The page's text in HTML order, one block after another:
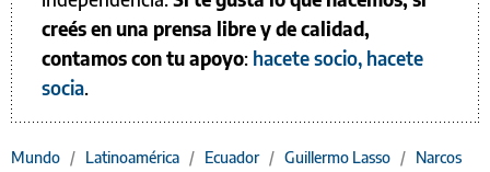
creés en una prensa libre y de calidad,
contamos con tu apoyo: hacete socio, hacete
socia.
Mundo / Latinoamérica / Ecuador / Guillermo Lasso / Narcos